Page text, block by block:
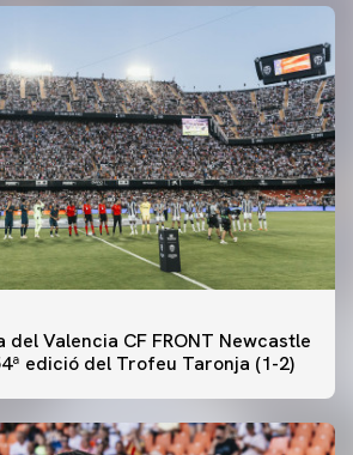
Valencia CF FRONT Newcastle
edició del Trofeu Taronja (1-2)